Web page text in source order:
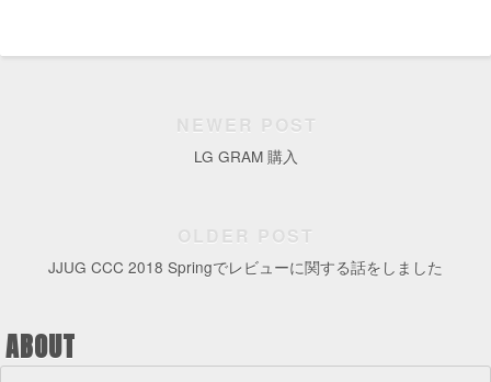
NEWER POST
LG GRAM 購入
OLDER POST
JJUG CCC 2018 Springでレビューに関する話をしました
ABOUT